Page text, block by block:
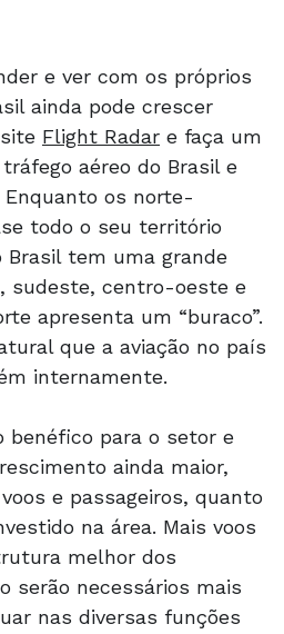
e ver com os próprios
ainda pode crescer
Flight Radar e faça um
aéreo do Brasil e
os norte-
todo o seu território
Brasil tem uma grande
sudeste, centro-oeste e
apresenta um “buraco”.
que a aviação no país
internamente.
benéfico para o setor e
ainda maior,
e passageiros, quanto
na área. Mais voos
melhor dos
serão necessários mais
nas diversas funções